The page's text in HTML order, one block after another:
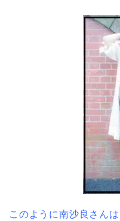
このように南沙良さん